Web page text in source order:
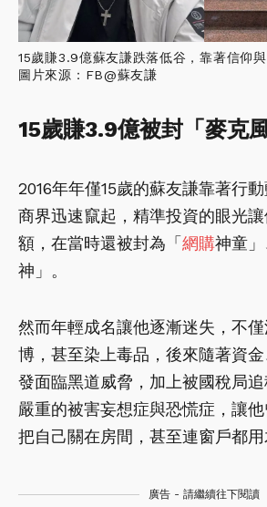
15歲賺3.9億蘇友謙跌落低谷，靠著信仰與
圖片來源：FB@蘇友謙
15歲賺3.9億被封「麥克風
2016年年僅15歲的蘇友謙靠著行
商界迅速竄起，精準投資的眼光
額，在當時還被封為「 網購神童
神」。
然而年輕成名讓他逐漸迷失，不
博，甚至染上毒品，後來隨著資
發面臨黑道威脅，加上被國稅局
嚴重的被害妄想症與恐慌症，讓
把自己關在房間，甚至連窗戶都用
廣告 - 請繼續往下閱讀